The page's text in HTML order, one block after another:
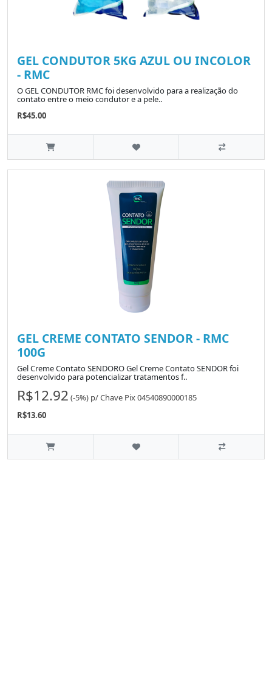
GEL CONDUTOR 5KG AZUL OU INCOLOR
- RMC
O GEL CONDUTOR RMC foi desenvolvido para a realização do
contato entre o meio condutor e a pele..
R$45.00
GEL CREME CONTATO SENDOR - RMC
100G
Gel Creme Contato SENDORO Gel Creme Contato SENDOR foi
desenvolvido para potencializar tratamentos f..
R$12.92 (-5%) p/Chave Pix 04540890000185
R$13.60